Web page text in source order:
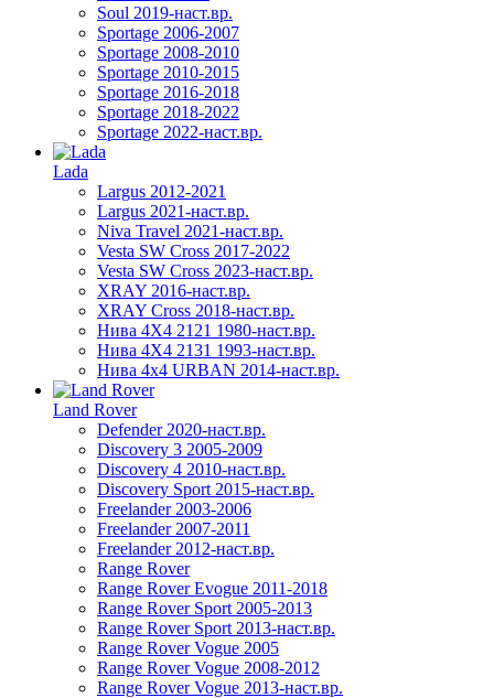
Soul 2019-наст.вр.
Sportage 2006-2007
Sportage 2008-2010
Sportage 2010-2015
Sportage 2016-2018
Sportage 2018-2022
Sportage 2022-наст.вр.
Lada
Largus 2012-2021
Largus 2021-наст.вр.
Niva Travel 2021-наст.вр.
Vesta SW Cross 2017-2022
Vesta SW Cross 2023-наст.вр.
XRAY 2016-наст.вр.
XRAY Cross 2018-наст.вр.
Нива 4X4 2121 1980-наст.вр.
Нива 4X4 2131 1993-наст.вр.
Нива 4х4 URBAN 2014-наст.вр.
Land Rover
Defender 2020-наст.вр.
Discovery 3 2005-2009
Discovery 4 2010-наст.вр.
Discovery Sport 2015-наст.вр.
Freelander 2003-2006
Freelander 2007-2011
Freelander 2012-наст.вр.
Range Rover
Range Rover Evogue 2011-2018
Range Rover Sport 2005-2013
Range Rover Sport 2013-наст.вр.
Range Rover Vogue 2005
Range Rover Vogue 2008-2012
Range Rover Vogue 2013-наст.вр.